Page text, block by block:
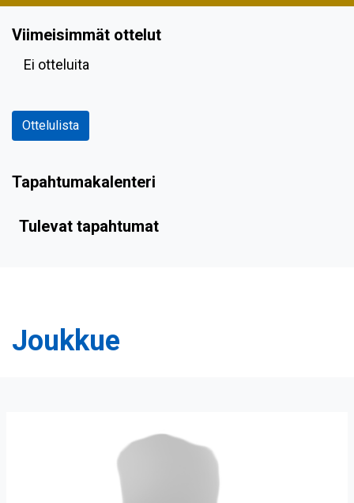
Viimeisimmät ottelut
Ei otteluita
Ottelulista
Tapahtumakalenteri
Tulevat tapahtumat
Joukkue